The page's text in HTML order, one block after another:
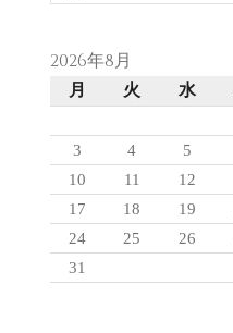
2026年8月
月
火 水
3
4 5
10
11 12
17
18 19
24
25 26
31